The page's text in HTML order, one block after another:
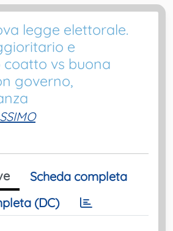
legge elettorale.
e
vs buona
governo,
Scheda completa
(DC)